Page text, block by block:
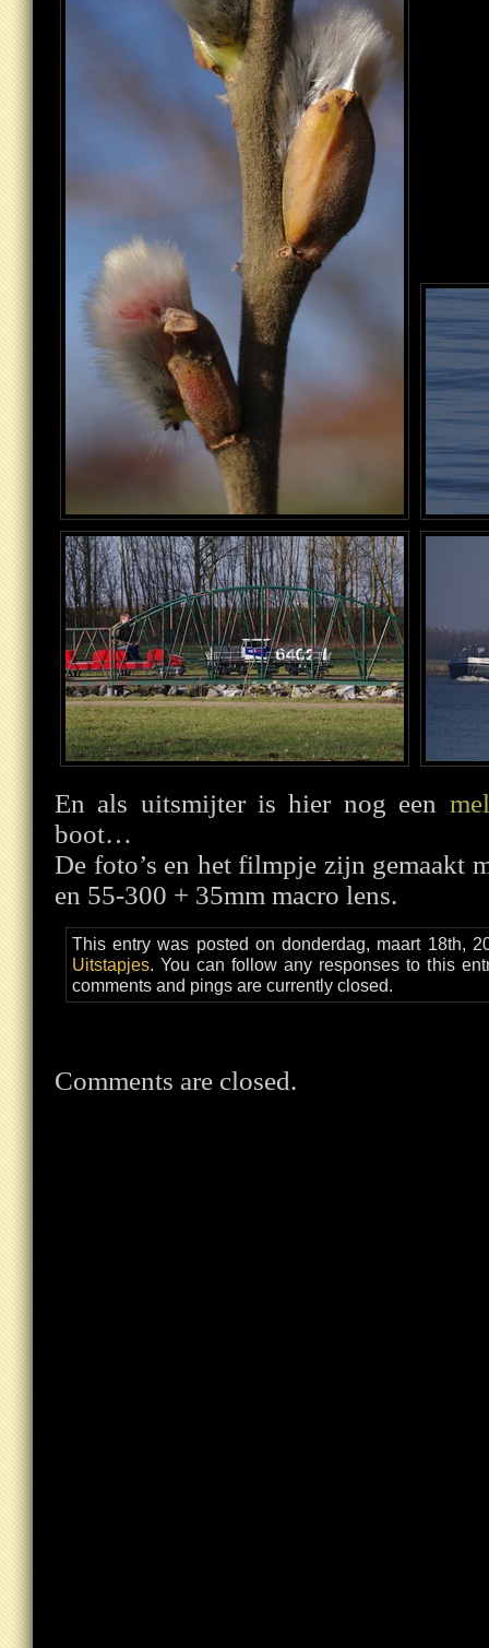
En als uitsmijter is hier nog een
boot…
De foto’s en het filmpje zijn gemaakt
en 55-300 + 35mm macro lens.
This entry was posted on donderdag, maart 18th,
Uitstapjes. You can follow any responses to this
comments and pings are currently closed.
Comments are closed.